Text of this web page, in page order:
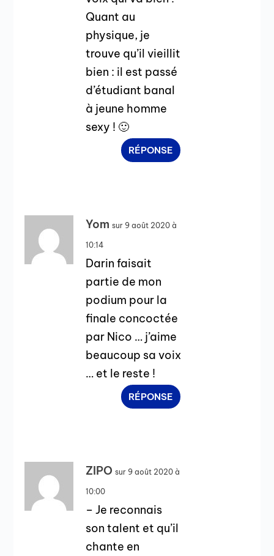
Quant au
physique, je
trouve qu’il vieillit
bien : il est passé
d’étudiant banal
à jeune homme
sexy ! 🙂
RÉPONSE
Yom sur 9 août 2020 à
10:14
Darin faisait
partie de mon
podium pour la
finale concoctée
par Nico … j’aime
beaucoup sa voix
… et le reste !
RÉPONSE
ZIPO sur 9 août 2020 à
10:00
– Je reconnais
son talent et qu’il
chante en